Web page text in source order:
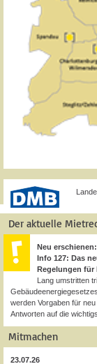
Der aktuelle
Neu erschienen:
Info 127: Das
Regelungen für
Lang umstritten
werden Vorgaben für
Antworten auf die
Mitmachen
23.07.26